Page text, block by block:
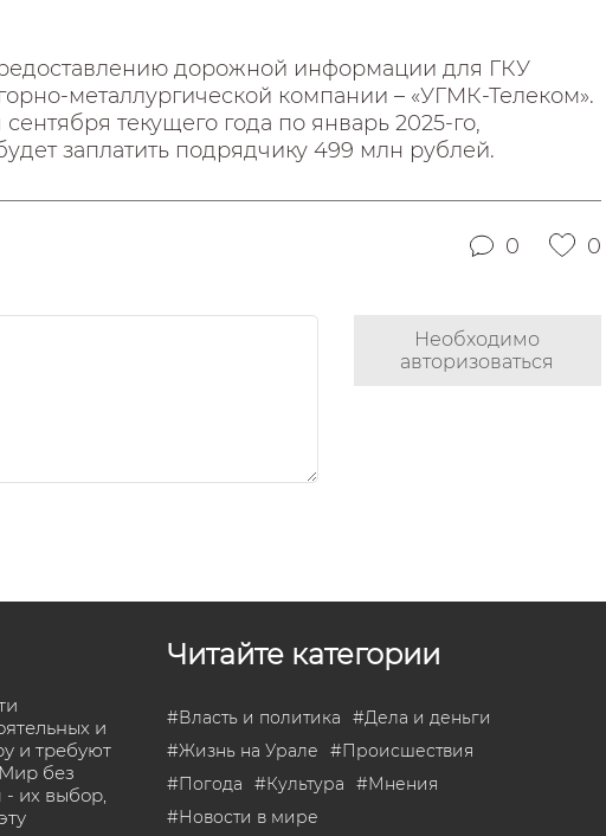
дорожной информации для ГКУ
металлургической компании – «УГМК-Телеком».
текущего года по январь 2025-го,
заплатить подрядчику 499 млн рублей.
0 0
Необходимо
авторизоваться
и
и требуют
без
- их выбор,
Читайте категории
#Власть и политика #Дела и деньги
#Жизнь на Урале #Происшествия
#Погода #Культура #Мнения
#Новости в мире